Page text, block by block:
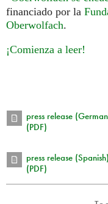
financiado por la
Oberwolfach.
¡Comienza a leer!
press release
(PDF)
press release (Spanish)
(PDF)